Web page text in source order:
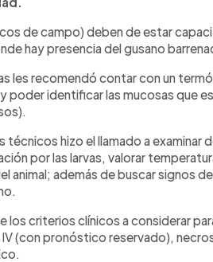
de campo) deben de estar
hay presencia del gusano
les recomendó contar con un
poder identificar las mucosas que
técnicos hizo el llamado a examinar
por las larvas, valorar
animal; además de buscar signos
los criterios clínicos a considerar
(con pronóstico reservado),